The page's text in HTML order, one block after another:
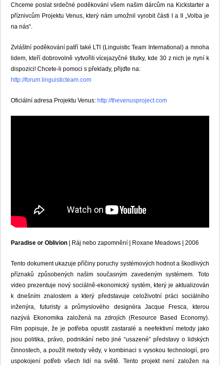
Chceme poslat srdečné poděkování všem našim dárcům na Kickstarter a
příznivcům Projektu Venus, který nám umožnil vyrobit části I a II „Volba je
na nás“.
Zvláštní poděkování patří také LTI (Linguistic Team International) a mnoha
lidem, kteří dobrovolně vytvořili vícejazyčné titulky, kde 30 z nich je nyní k
dispozici!Chcete-li pomoci s překlady, přijďte na:
http://forum.linguisticteam.com
Oficiální adresa Projektu Venus: http://thevenusproject.com
Paradise or Oblivion | Ráj nebo zapomnění | Roxane Meadows |2006
Tento dokument ukazuje příčiny poruchy systémových hodnot a škodlivých
příznaků způsobených našim současným zavedeným systémem. Toto
video prezentuje nový sociálně-ekonomický systém, který je aktualizován
k dnešním znalostem a který představuje celoživotní práci sociálního
inženýra, futuristy a průmyslového designéra Jacque Fresca, kterou
nazývá Ekonomika založená na zdrojích (Resource Based Economy).
Film popisuje, že je potřeba opustit zastaralé a neefektivní metody jako
jsou politika, právo, podnikání nebo jiné “usazené” představy o lidských
činnostech, a použít metody vědy, v kombinaci s vysokou technologií, pro
uspokojení potřeb všech lidí na světě. Tento projekt není založen na